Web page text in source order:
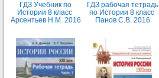
ГДЗ Учебник по
Истории 8 класс
Арсентьев Н.М. 2016
ГДЗ рабочая тетрадь
по Истории 8 класс
Панов С.В. 2016